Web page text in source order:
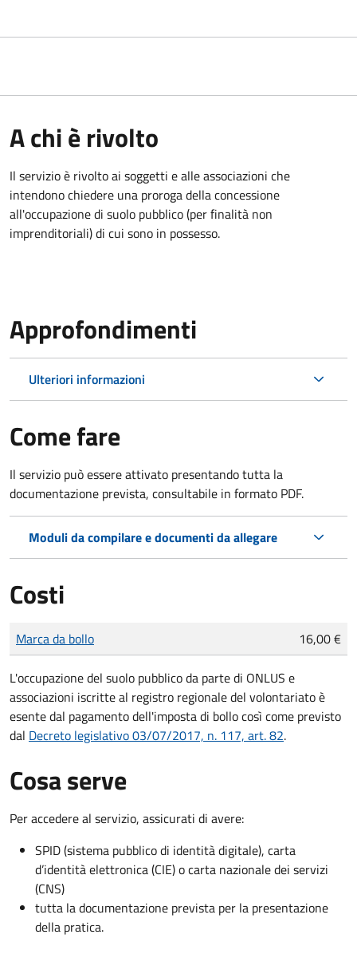
A chi è rivolto
Il servizio è rivolto ai soggetti e alle associazioni che
intendono chiedere una proroga della concessione
all'occupazione di suolo pubblico (per finalità non
imprenditoriali) di cui sono in possesso.
Approfondimenti
Ulteriori informazioni
Come fare
Il servizio può essere attivato presentando tutta la
documentazione prevista, consultabile in formato PDF.
Moduli da compilare e documenti da allegare
Costi
Tipo di pagamento
Importo
Marca da bollo 16,00 €
L'occupazione del suolo pubblico da parte di ONLUS e
associazioni iscritte al registro regionale del volontariato è
esente dal pagamento dell'imposta di bollo così come previsto
dal Decreto legislativo 03/07/2017, n. 117, art. 82.
Cosa serve
Per accedere al servizio, assicurati di avere:
SPID (sistema pubblico di identità digitale), carta
d’identità elettronica (CIE) o carta nazionale dei servizi
(CNS)
tutta la documentazione prevista per la presentazione
della pratica.